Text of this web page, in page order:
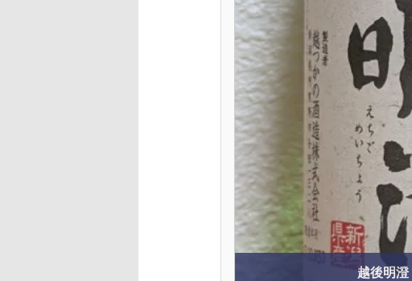
越後明澄